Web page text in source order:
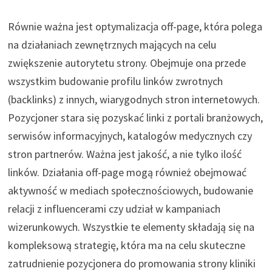
Równie ważna jest optymalizacja off-page, która polega
na działaniach zewnętrznych mających na celu
zwiększenie autorytetu strony. Obejmuje ona przede
wszystkim budowanie profilu linków zwrotnych
(backlinks) z innych, wiarygodnych stron internetowych.
Pozycjoner stara się pozyskać linki z portali branżowych,
serwisów informacyjnych, katalogów medycznych czy
stron partnerów. Ważna jest jakość, a nie tylko ilość
linków. Działania off-page mogą również obejmować
aktywność w mediach społecznościowych, budowanie
relacji z influencerami czy udział w kampaniach
wizerunkowych. Wszystkie te elementy składają się na
kompleksową strategię, która ma na celu skuteczne
zatrudnienie pozycjonera do promowania strony kliniki